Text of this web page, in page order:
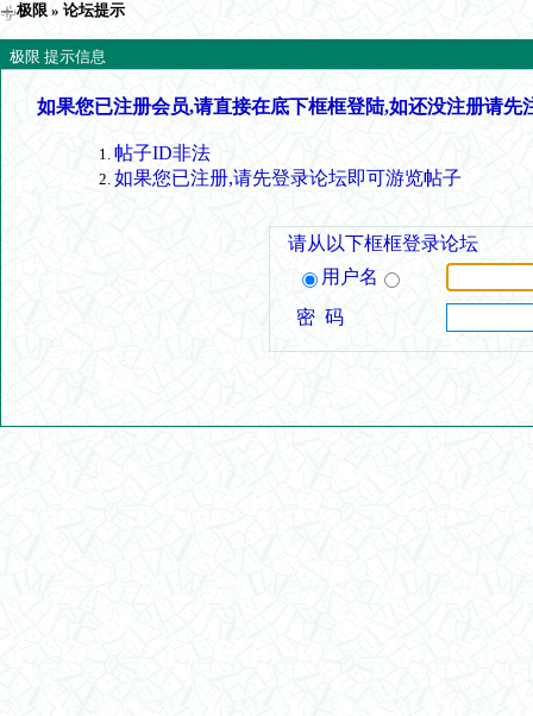
极限 » 论坛提示
极限 提示信息
如果您已注册会员,请直接在底下框框登陆,如还没注册请先
帖子ID非法
如果您已注册,请先登录论坛即可游览帖子
请从以下框框登录论坛
用户名
密 码